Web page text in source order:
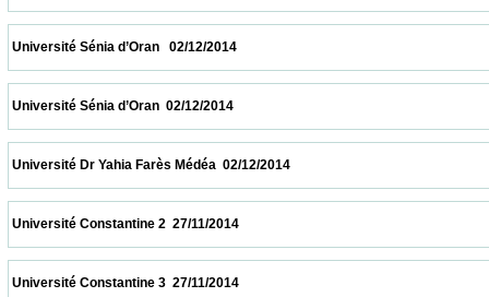
Université Sénia d’Oran   02/12/2014
Université Sénia d’Oran  02/12/2014
Université Dr Yahia Farès Médéa  02/12/2014
Université Constantine 2  27/11/2014
Université Constantine 3  27/11/2014